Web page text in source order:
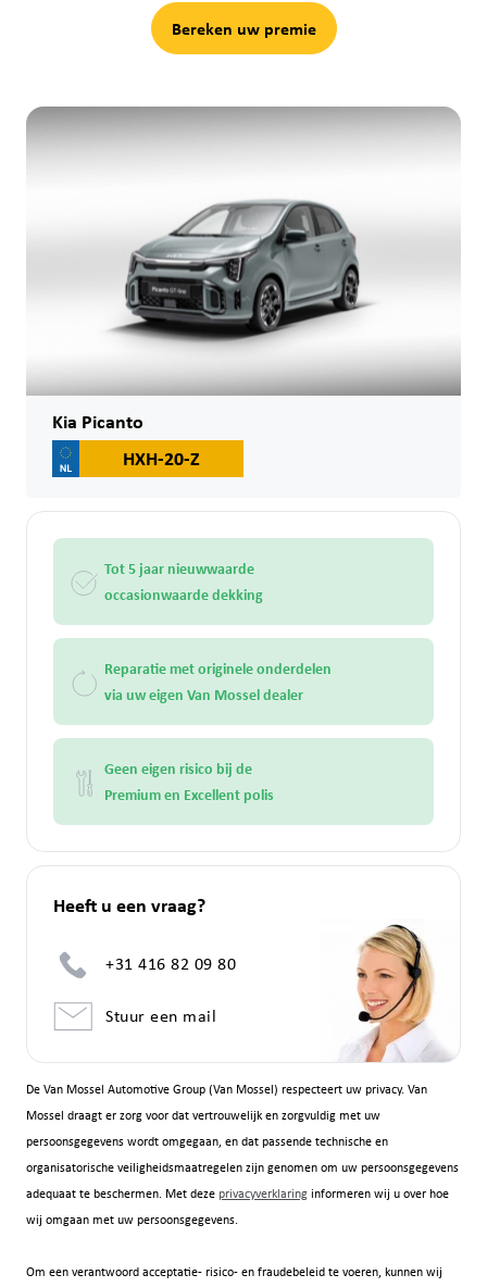
Bereken uw premie
De Van Mossel Automotive Group (Van Mossel) respecteert uw privacy. Van
Mossel draagt er zorg voor dat vertrouwelijk en zorgvuldig met uw
persoonsgegevens wordt omgegaan, en dat passende technische en
organisatorische veiligheidsmaatregelen zijn genomen om uw persoonsgegevens
adequaat te beschermen. Met deze privacyverklaringinformeren wij u over hoe
wij omgaan met uw persoonsgegevens.
Om een verantwoord acceptatie- risico- en fraudebeleid te voeren, kunnen wij
Kia Picanto
HXH-20-Z
Tot 5 jaar nieuwwaarde
occasionwaarde dekking
Reparatie met originele onderdelen
via uw eigen Van Mossel dealer
Geen eigen risico bij de
Premium en Excellent polis
Heeft u een vraag?
+31 416 82 09 80
Stuur een mail